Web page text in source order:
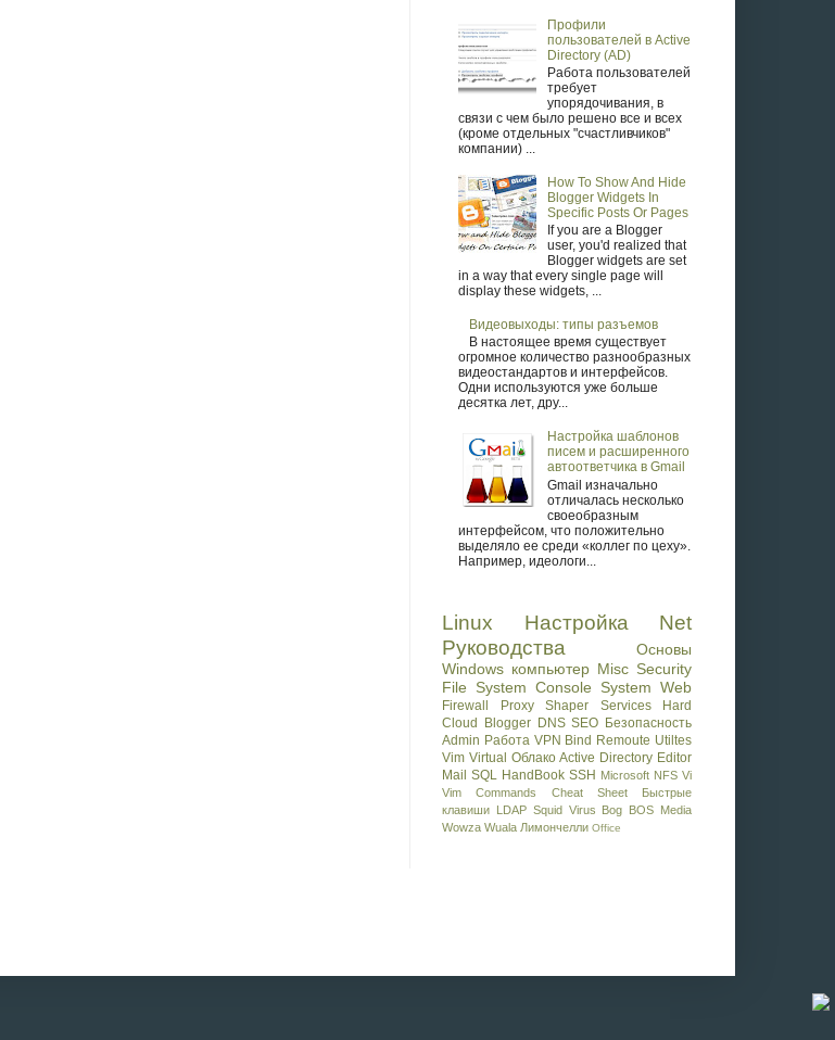
Профили
пользователей в Active
Directory (AD)
Работа пользователей
требует
упорядочивания, в
связи с чем было решено все и всех
(кроме отдельных "счастливчиков"
компании) ...
How To Show And Hide
Blogger Widgets In
Specific Posts Or Pages
If you are a Blogger
user, you'd realized that
Blogger widgets are set
in a way that every single page will
display these widgets, ...
Видеовыходы: типы разъемов
В настоящее время существует
огромное количество разнообразных
видеостандартов и интерфейсов.
Одни используются уже больше
десятка лет, дру...
Настройка шаблонов
писем и расширенного
автоответчика в Gmail
Gmail изначально
отличалась несколько
своеобразным
интерфейсом, что положительно
выделяло ее среди «коллег по цеху».
Например, идеологи...
Linux Настройка
Net
Руководства
Основы
Windows компьютер Misc Security
File System Console System Web
Firewall Proxy Shaper Services
Hard
Cloud
Blogger DNS SEO Безопасность
Admin Работа VPN Bind Remoute Utiltes
Vim Virtual Облако Active Directory Editor
Mail SQL HandBook SSH Microsoft NFS Vi
Vim Commands Cheat Sheet
Быстрые
клавиши LDAP Squid Virus Bog BOS Media
Wowza Wuala Лимончелли Office